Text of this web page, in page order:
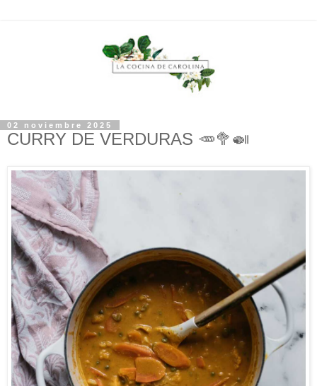
02 noviembre 2025
CURRY DE VERDURAS 🥕🥦🍛